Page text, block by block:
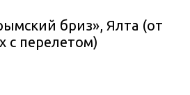
бриз», Ялта (от
с перелетом)